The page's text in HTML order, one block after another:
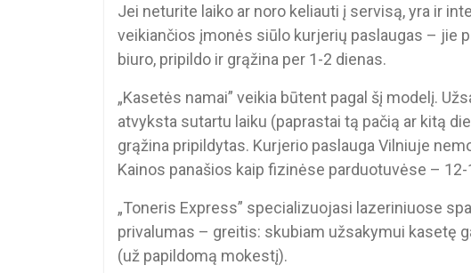
Jei neturite laiko ar noro keliauti į servisą, yra ir
veikiančios įmonės siūlo kurjerių paslaugas – jie
biuro, pripildo ir grąžina per 1-2 dienas.
„Kasetės namai” veikia būtent pagal šį modelį.
atvyksta sutartu laiku (paprastai tą pačią ar kitą
grąžina pripildytas. Kurjerio paslauga Vilniuje
Kainos panašios kaip fizinėse parduotuvėse –
„Toneris Express” specializuojasi lazeriniuose
privalumas – greitis: skubiam užsakymui kasetę
(už papildomą mokestį).